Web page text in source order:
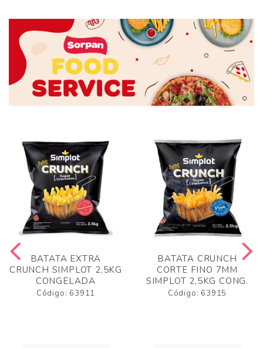
BATATA EXTRA
CRUNCH SIMPLOT 2,5KG
CONGELADA
Código: 63911
BATATA CRUNCH
CORTE FINO 7MM
SIMPLOT 2,5KG CONG.
Código: 63915